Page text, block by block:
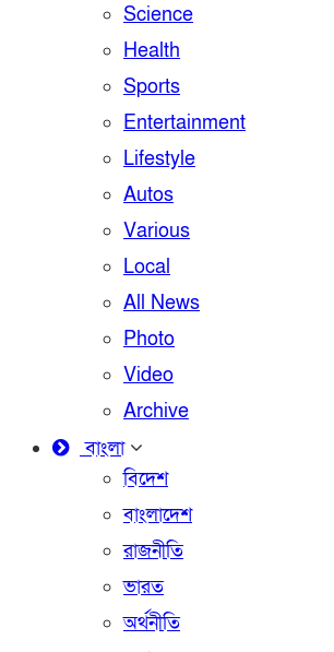
Science
Health
Sports
Entertainment
Lifestyle
Autos
Various
Local
All News
Photo
Video
Archive
বাংলা
বিদেশ
বাংলাদেশ
রাজনীতি
ভারত
অর্থনীতি